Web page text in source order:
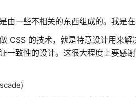
由一些不相关的东西组成的。我是
CSS 的技术，就是特意设计用来
一致性的设计。这很大程度上要感谢